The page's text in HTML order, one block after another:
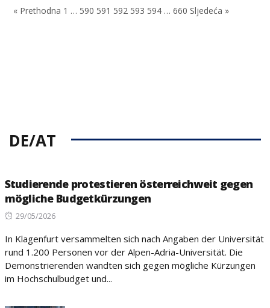
« Prethodna 1 … 590 591 592 593 594 … 660 Sljedeća »
DE/AT
Studierende protestieren österreichweit gegen
mögliche Budgetkürzungen
Posted
29/05/2026
In Klagenfurt versammelten sich nach Angaben der Universität
rund 1.200 Personen vor der Alpen-Adria-Universität. Die
Demonstrierenden wandten sich gegen mögliche Kürzungen
im Hochschulbudget und...